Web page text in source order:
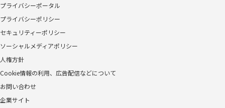
プライバシーポータル
プライバシーポリシー
セキュリティーポリシー
ソーシャルメディアポリシー
人権方針
Cookie情報の利用、広告配信などについて
お問い合わせ
企業サイト